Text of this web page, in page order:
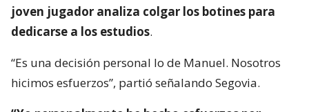
joven jugador analiza colgar los botines para
dedicarse a los estudios.
“Es una decisión personal lo de Manuel. Nosotros
hicimos esfuerzos”, partió señalando Segovia.